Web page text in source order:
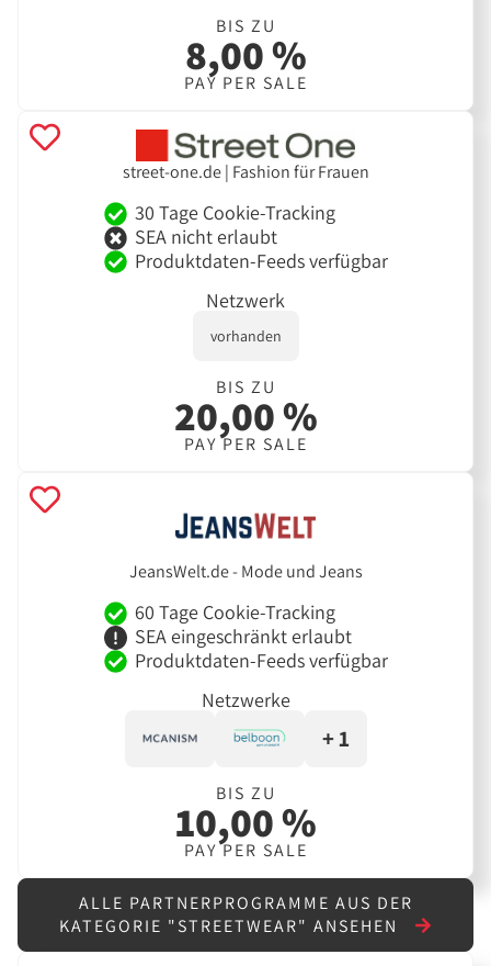
BIS ZU
8,00 %
PAY PER SALE
street-one.de | Fashion für Frauen
30 Tage Cookie-Tracking
SEA nicht erlaubt
Produktdaten-Feeds verfügbar
Netzwerk
vorhanden
BIS ZU
20,00 %
PAY PER SALE
JeansWelt.de - Mode und Jeans
60 Tage Cookie-Tracking
SEA eingeschränkt erlaubt
Produktdaten-Feeds verfügbar
Netzwerke
+ 1
BIS ZU
10,00 %
PAY PER SALE
ALLE PARTNERPROGRAMME AUS DER
KATEGORIE "STREETWEAR" ANSEHEN